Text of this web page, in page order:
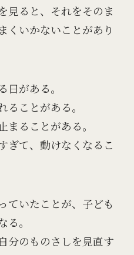
見ると、それをそのま
くいかないことがあり
がある。
ことがある。
ることがある。
ぎて、動けなくなるこ
ていたことが、子ども
。
分のものさしを見直す